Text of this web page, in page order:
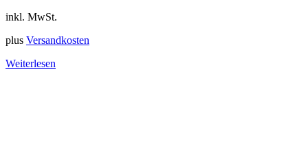
inkl. MwSt.
plus Versandkosten
Weiterlesen